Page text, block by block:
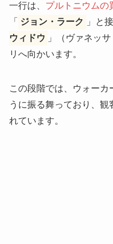
一行は、 プルトニウムの
「 ジョン・ラーク 」と
ウィドウ 」（ヴァネッ
リへ向かいます。
この段階では、ウォーカ
うに振る舞っており、観
れています。